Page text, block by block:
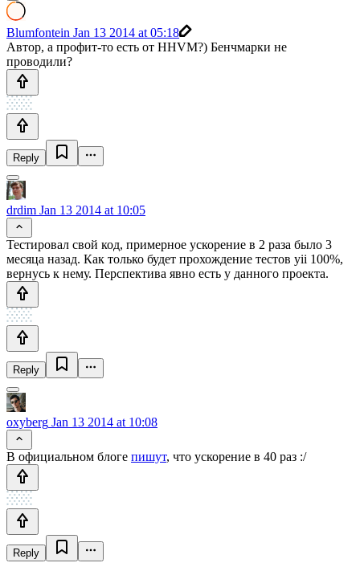
Blumfontein Jan 13 2014 at 05:18
Автор, а профит-то есть от HHVM?) Бенчмарки не
проводили?
Reply
drdim Jan 13 2014 at 10:05
Тестировал свой код, примерное ускорение в 2 раза было 3
месяца назад. Как только будет прохождение тестов yii 100%,
вернусь к нему. Перспектива явно есть у данного проекта.
Reply
oxyberg Jan 13 2014 at 10:08
В официальном блоге пишут, что ускорение в 40 раз :/
Reply